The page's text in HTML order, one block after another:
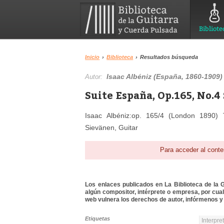
Inicio › Biblioteca › Resultados búsqueda
Autor:Isaac Albéniz (España, 1860-1909)
Suite España, Op.165,
Isaac Albéniz:op. 165/4 (London
Sievänen, Guitar
Para acceder al
Los enlaces publicados en La Biblioteca de la
algún compositor, intérprete o empresa, por
web vulnera los derechos de autor, infórmenos
Etiquetas